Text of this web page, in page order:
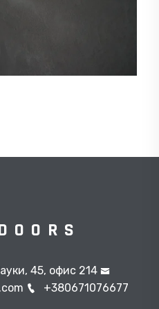
45, офис 214
+380671076677